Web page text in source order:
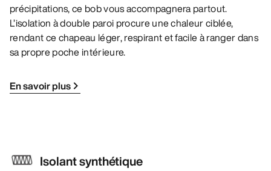
précipitations, ce bob vous accompagnera partout.
L’isolation à double paroi procure une chaleur ciblée,
rendant ce chapeau léger, respirant et facile à ranger dans
sa propre poche intérieure.
En savoir plus
Isolant synthétique